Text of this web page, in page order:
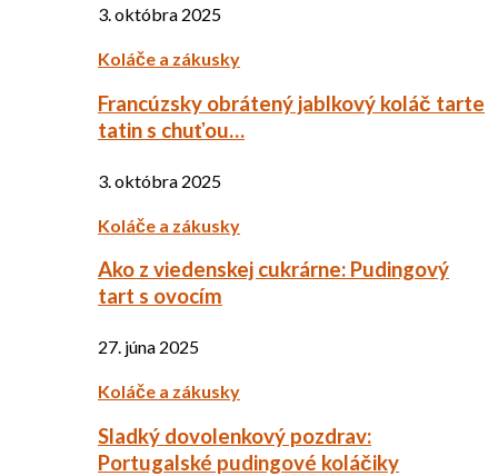
3. októbra 2025
Koláče a zákusky
Francúzsky obrátený jablkový koláč tarte
tatin s chuťou…
3. októbra 2025
Koláče a zákusky
Ako z viedenskej cukrárne: Pudingový
tart s ovocím
27. júna 2025
Koláče a zákusky
Sladký dovolenkový pozdrav:
Portugalské pudingové koláčiky